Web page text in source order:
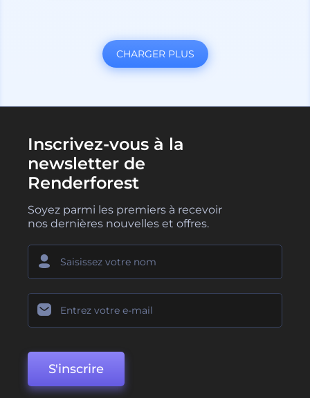
CHARGER PLUS
Inscrivez-vous à la
newsletter de
Renderforest
Soyez parmi les premiers à recevoir
nos dernières nouvelles et offres.
S'inscrire